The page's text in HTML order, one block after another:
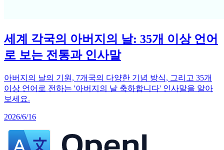
세계 각국의 아버지의 날: 35개 이상 언어
로 보는 전통과 인사말
아버지의 날의 기원, 7개국의 다양한 기념 방식, 그리고 35개
이상 언어로 전하는 '아버지의 날 축하합니다' 인사말을 알아
보세요.
2026/6/16